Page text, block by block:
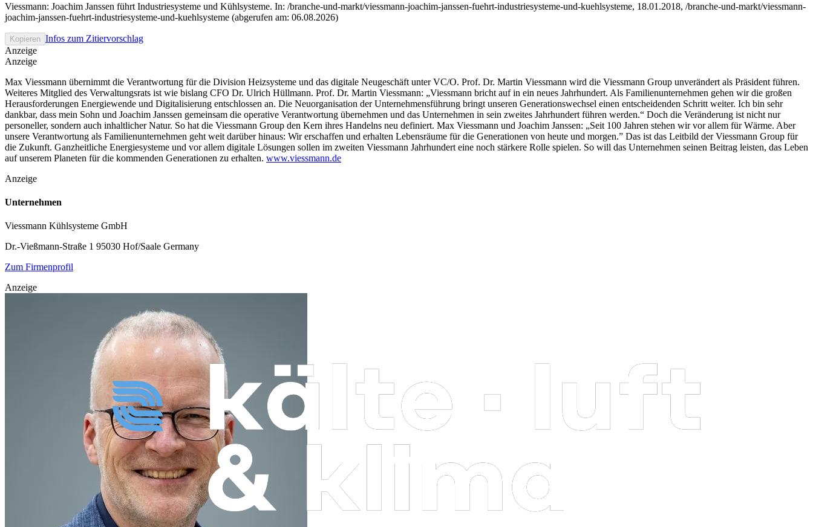
Viessmann: Joachim Janssen führt Industriesysteme und Kühlsysteme. In: /branche-und-markt/viessmann-joachim-janssen-fuehrt-industriesysteme-und-kuehlsysteme, 18.01.2018, /branche-und-markt/viessmann-
joachim-janssen-fuehrt-industriesysteme-und-kuehlsysteme (abgerufen am: 06.08.2026)
Kopieren Infos zum Zitiervorschlag
Anzeige
Anzeige
Max Viessmann übernimmt die Verantwortung für die Division Heizsysteme und das digitale Neugeschäft unter VC/O. Prof. Dr. Martin Viessmann wird die Viessmann Group unverändert als Präsident führen.
Weiteres Mitglied des Verwaltungsrats ist wie bislang CFO Dr. Ulrich Hüllmann. Prof. Dr. Martin Viessmann: „Viessmann bricht auf in ein neues Jahrhundert. Als Familienunternehmen gehen wir die großen
Herausforderungen Energiewende und Digitalisierung entschlossen an. Die Neuorganisation der Unternehmensführung bringt unseren Generationswechsel einen entscheidenden Schritt weiter. Ich bin sehr
dankbar, dass mein Sohn und Joachim Janssen gemeinsam die operative Verantwortung übernehmen und das Unternehmen in sein zweites Jahrhundert führen werden.“ Doch die Veränderung ist nicht nur
personeller, sondern auch inhaltlicher Natur. So hat die Viessmann Group den Kern ihres Handelns neu definiert. Max Viessmann und Joachim Janssen: „Seit 100 Jahren stehen wir vor allem für Wärme. Aber
unsere Verantwortung als Familienunternehmen geht weit darüber hinaus: Wir erschaffen und erhalten Lebensräume für die Generationen von heute und morgen.” Das ist das Leitbild der Viessmann Group für
die Zukunft. Ganzheitliche Energiesysteme und vor allem digitale Lösungen sollen im zweiten Viessmann Jahrhundert eine noch stärkere Rolle spielen. So will das Unternehmen seinen Beitrag leisten, das Leben
auf unserem Planeten für die kommenden Generationen zu erhalten. www.viessmann.de
Anzeige
Unternehmen
Viessmann Kühlsysteme GmbH
Dr.-Vießmann-Straße 1 95030 Hof/Saale Germany
Zum Firmenprofil
Anzeige